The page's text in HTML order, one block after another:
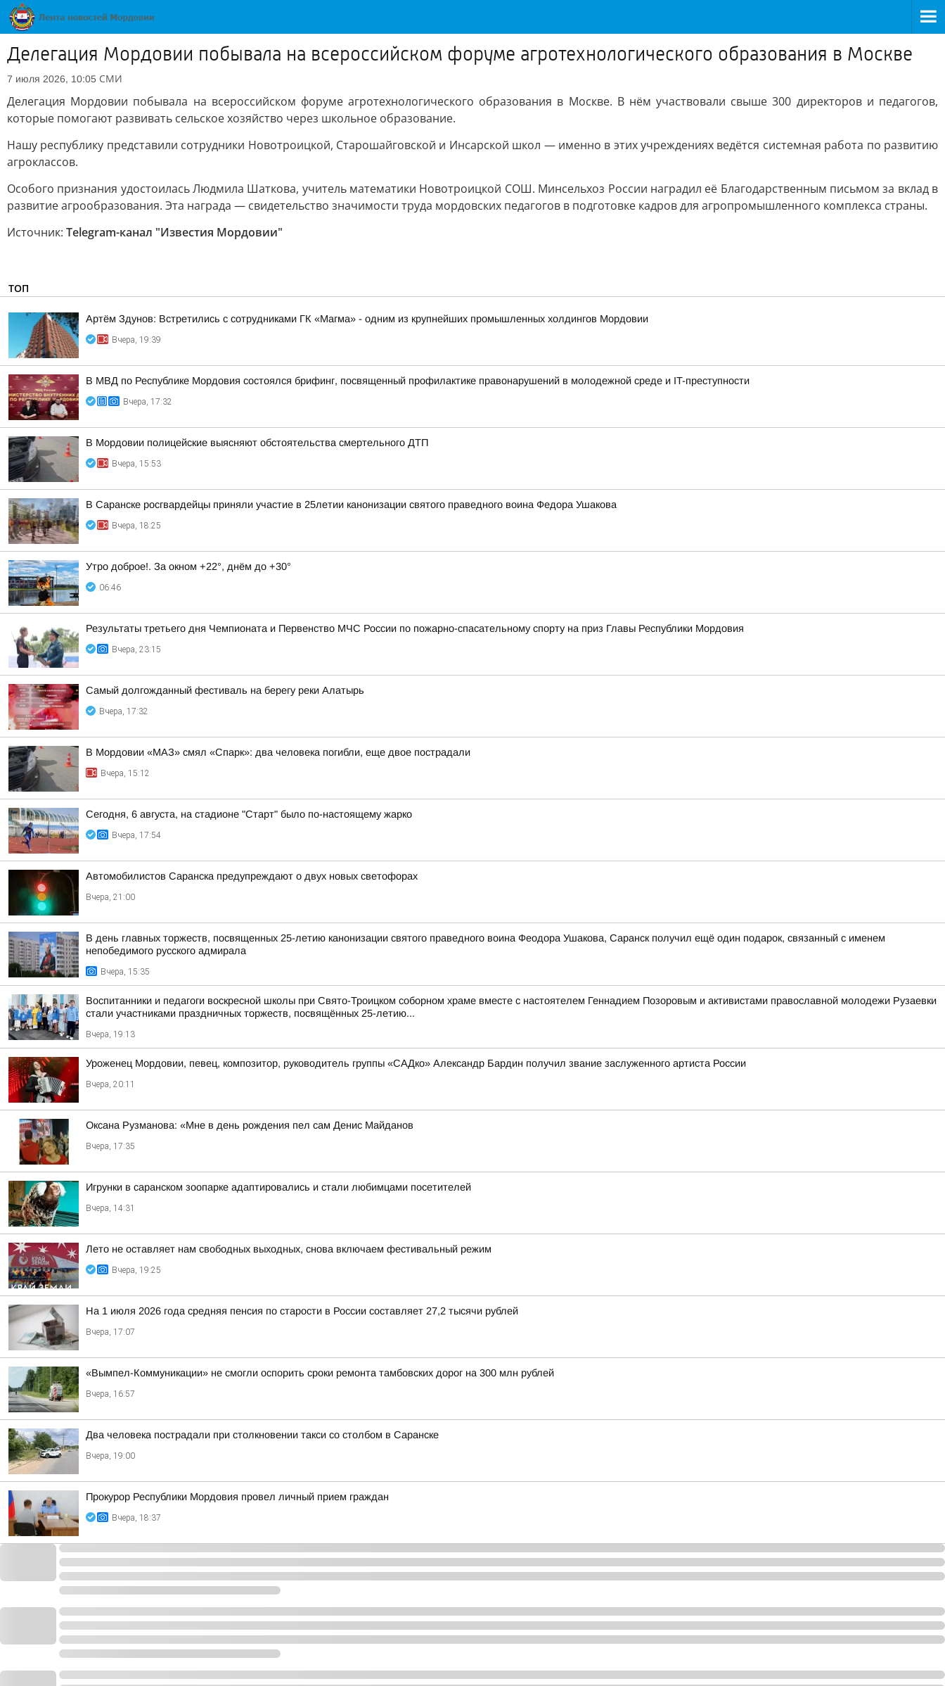
Делегация Мордовии побывала на всероссийском форуме агротехнологического образования в Москве
7 июля 2026, 10:05 СМИ
Делегация Мордовии побывала на всероссийском форуме агротехнологического образования в Москве. В нём участвовали свыше 300 директоров и педагогов,
которые помогают развивать сельское хозяйство через школьное образование.
Нашу республику представили сотрудники Новотроицкой, Старошайговской и Инсарской школ — именно в этих учреждениях ведётся системная работа по развитию
агроклассов.
Особого признания удостоилась Людмила Шаткова, учитель математики Новотроицкой СОШ. Минсельхоз России наградил её Благодарственным письмом за вклад в
развитие агрообразования. Эта награда — свидетельство значимости труда мордовских педагогов в подготовке кадров для агропромышленного комплекса страны.
Источник: Telegram-канал "Известия Мордовии"
ТОП
Артём Здунов: Встретились с сотрудниками ГК «Магма» - одним из крупнейших промышленных холдингов Мордовии
Вчера, 19:39
В МВД по Республике Мордовия состоялся брифинг, посвященный профилактике правонарушений в молодежной среде и IT-преступности
Вчера, 17:32
В Мордовии полицейские выясняют обстоятельства смертельного ДТП
Вчера, 15:53
В Саранске росгвардейцы приняли участие в 25летии канонизации святого праведного воина Федора Ушакова
Вчера, 18:25
Утро доброе!. За окном +22°, днём до +30°
06:46
Результаты третьего дня Чемпионата и Первенство МЧС России по пожарно-спасательному спорту на приз Главы Республики Мордовия
Вчера, 23:15
Самый долгожданный фестиваль на берегу реки Алатырь
Вчера, 17:32
В Мордовии «МАЗ» смял «Спарк»: два человека погибли, еще двое пострадали
Вчера, 15:12
Сегодня, 6 августа, на стадионе "Старт" было по-настоящему жарко
Вчера, 17:54
Автомобилистов Саранска предупреждают о двух новых светофорах
Вчера, 21:00
В день главных торжеств, посвященных 25-летию канонизации святого праведного воина Феодора Ушакова, Саранск получил ещё один подарок, связанный с именем
непобедимого русского адмирала
Вчера, 15:35
Воспитанники и педагоги воскресной школы при Свято-Троицком соборном храме вместе с настоятелем Геннадием Позоровым и активистами православной молодежи Рузаевки
стали участниками праздничных торжеств, посвящённых 25-летию...
Вчера, 19:13
Уроженец Мордовии, певец, композитор, руководитель группы «САДко» Александр Бардин получил звание заслуженного артиста России
Вчера, 20:11
Оксана Рузманова: «Мне в день рождения пел сам Денис Майданов
Вчера, 17:35
Игрунки в саранском зоопарке адаптировались и стали любимцами посетителей
Вчера, 14:31
Лето не оставляет нам свободных выходных, снова включаем фестивальный режим
Вчера, 19:25
На 1 июля 2026 года средняя пенсия по старости в России составляет 27,2 тысячи рублей
Вчера, 17:07
«Вымпел-Коммуникации» не смогли оспорить сроки ремонта тамбовских дорог на 300 млн рублей
Вчера, 16:57
Два человека пострадали при столкновении такси со столбом в Саранске
Вчера, 19:00
Прокурор Республики Мордовия провел личный прием граждан
Вчера, 18:37